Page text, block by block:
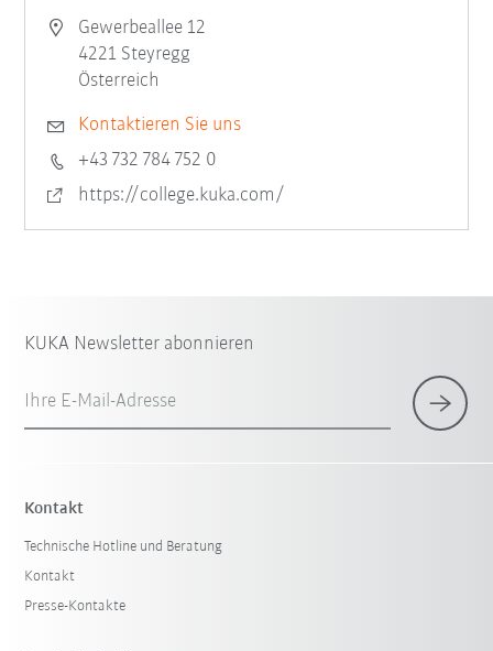
Gewerbeallee 12
4221 Steyregg
Österreich
Kontaktieren Sie uns
+43 732 784 752 0
https://college.kuka.com/
KUKA Newsletter abonnieren
Ihre E-Mail-Adresse
Kontakt
Technische Hotline und Beratung
Kontakt
Presse-Kontakte